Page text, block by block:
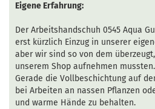
Eigene Erfahrung:
DerArbeitshandschuh 0545 Aqua
erst kürzlich Einzug in unserer
aber wir sind so von dem
unserem Shop aufnehmen mussten.
Gerade die Vollbeschichtung auf
bei Arbeiten an nassen Pflanzen
und warme Hände zu behalten.